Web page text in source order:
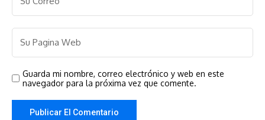
Guarda mi nombre, correo electrónico y web en este
navegador para la próxima vez que comente.